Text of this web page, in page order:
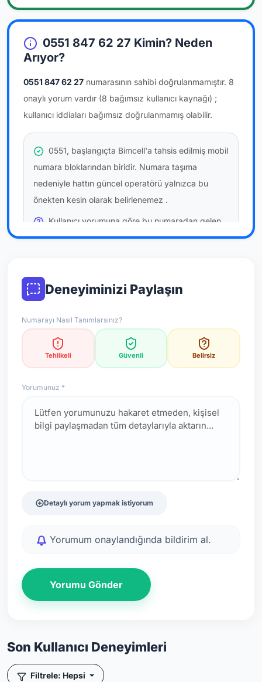
0551 847 62 27 Kimin? Neden
Arıyor?
0551 847 62 27 numarasının sahibi doğrulanmamıştır. 8
onaylı yorum vardır (8 bağımsız kullanıcı kaynağı) ;
kullanıcı iddiaları bağımsız doğrulanmamış olabilir.
0551, başlangıçta Bimcell'a tahsis edilmiş mobil
numara bloklarından biridir. Numara taşıma
nedeniyle hattın güncel operatörü yalnızca bu
önekten kesin olarak belirlenemez .
Kullanıcı yorumuna göre bu numaradan gelen
çağrılaratemkinli yaklaşmanızönerilir; bu bir site
resmi doğrulama niteliği taşımaz.
*Not: Değerlendirmeler onaylı kullanıcı yorumlarına göre
güncellenir.
Deneyiminizi Paylaşın
Numarayı Nasıl Tanımlarsınız?
Tehlikeli Güvenli Belirsiz
Yorumunuz *
Detaylı yorum yapmak istiyorum
Yorumum onaylandığında bildirim al.
Yorumu Gönder
Son Kullanıcı Deneyimleri
Filtrele: Hepsi